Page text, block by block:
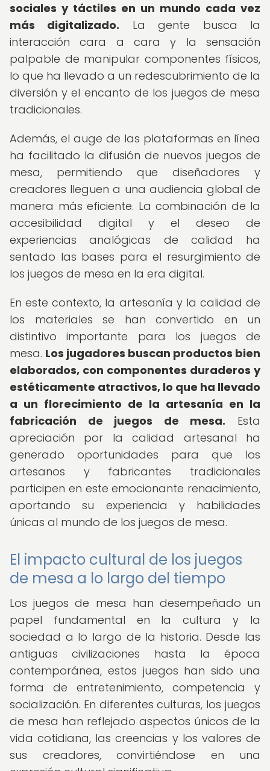
sociales y táctiles en un mundo cada vez
más digitalizado. La gente busca la
interacción cara a cara y la sensación
palpable de manipular componentes físicos,
lo que ha llevado a un redescubrimiento de la
diversión y el encanto de los juegos de mesa
tradicionales.
Además, el auge de las plataformas en línea
ha facilitado la difusión de nuevos juegos de
mesa, permitiendo que diseñadores y
creadores lleguen a una audiencia global de
manera más eficiente. La combinación de la
accesibilidad digital y el deseo de
experiencias analógicas de calidad ha
sentado las bases para el resurgimiento de
los juegos de mesa en la era digital.
En este contexto, la artesanía y la calidad de
los materiales se han convertido en un
distintivo importante para los juegos de
mesa. Los jugadores buscan productos bien
elaborados, con componentes duraderos y
estéticamente atractivos, lo que ha llevado
a un florecimiento de la artesanía en la
fabricación de juegos de mesa. Esta
apreciación por la calidad artesanal ha
generado oportunidades para que los
artesanos y fabricantes tradicionales
participen en este emocionante renacimiento,
aportando su experiencia y habilidades
únicas al mundo de los juegos de mesa.
El impacto cultural de los juegos
de mesa a lo largo del tiempo
Los juegos de mesa han desempeñado un
papel fundamental en la cultura y la
sociedad a lo largo de la historia. Desde las
antiguas civilizaciones hasta la época
contemporánea, estos juegos han sido una
forma de entretenimiento, competencia y
socialización. En diferentes culturas, los juegos
de mesa han reflejado aspectos únicos de la
vida cotidiana, las creencias y los valores de
sus creadores, convirtiéndose en una